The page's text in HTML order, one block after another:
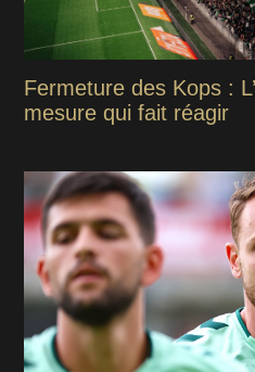
Fermeture des Kops :
mesure qui fait réagir